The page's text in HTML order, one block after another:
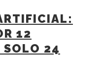
12
SOLO 24